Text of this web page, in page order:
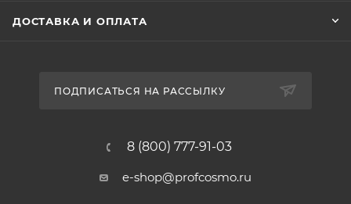
ДОСТАВКА И ОПЛАТА
ПОДПИСАТЬСЯ НА РАССЫЛКУ
8 (800) 777-91-03
e-shop@profcosmo.ru